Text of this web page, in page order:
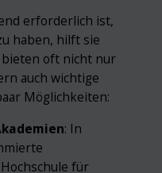
erforderlich ist,
haben, hilft sie
bieten oft nicht nur
auch wichtige
Möglichkeiten:
: In
für